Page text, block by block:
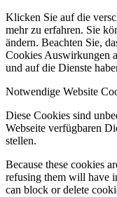
Klicken Sie auf die
mehr zu erfahren. Sie
ändern. Beachten Sie,
Cookies Auswirkungen
und auf die Dienste
Notwendige Website
Diese Cookies sind
Webseite verfügbaren
stellen.
Because these cookies
refusing them will have
can block or delete